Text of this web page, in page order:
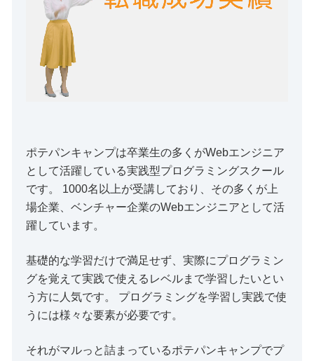
ポテパンキャンプは卒業生の多くがWebエンジニア
として活躍している実践型プログラミングスクール
です。 1000名以上が受講しており、その多くが上
場企業、ベンチャー企業のWebエンジニアとして活
躍しています。
基礎的な学習だけで満足せず、実際にプログラミン
グを覚えて実践で使えるレベルまで学習したいとい
う方に人気です。 プログラミングを学習し実践で使
うには様々な要素が必要です。
それがマルっと詰まっているポテパンキャンプでプ